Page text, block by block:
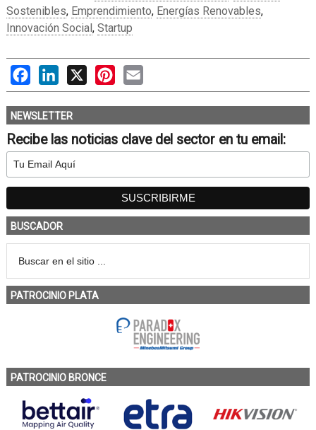
Sostenibles, Emprendimiento, Energías Renovables,
Innovación Social, Startup
FacebookLinkedIn
X PinterestEmail
NEWSLETTER
Recibe las noticias clave del sector en tu email:
BUSCADOR
PATROCINIO PLATA
PATROCINIO BRONCE